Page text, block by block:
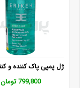
799,800 تومان